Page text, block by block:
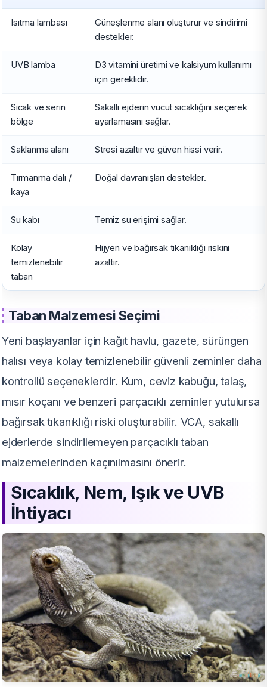
Isıtma lambası
Güneşlenme alanı oluşturur ve sindirimi
destekler.
UVB lamba
D3 vitamini üretimi ve kalsiyum kullanımı
için gereklidir.
Sıcak ve serin
bölge
Sakallı ejderin vücut sıcaklığını seçerek
ayarlamasını sağlar.
Saklanma alanı Stresi azaltır ve güven hissi verir.
Tırmanma dalı /
kaya
Doğal davranışları destekler.
Su kabı Temiz su erişimi sağlar.
Kolay
temizlenebilir
taban
Hijyen ve bağırsak tıkanıklığı riskini
azaltır.
Taban Malzemesi Seçimi
Yeni başlayanlar için kağıt havlu, gazete, sürüngen
halısı veya kolay temizlenebilir güvenli zeminler daha
kontrollü seçeneklerdir. Kum, ceviz kabuğu, talaş,
mısır koçanı ve benzeri parçacıklı zeminler yutulursa
bağırsak tıkanıklığı riski oluşturabilir. VCA, sakallı
ejderlerde sindirilemeyen parçacıklı taban
malzemelerinden kaçınılmasını önerir.
Sıcaklık, Nem, Işık ve UVB
İhtiyacı